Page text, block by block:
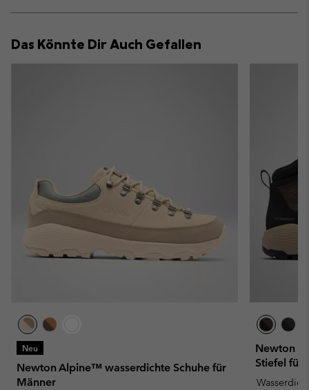
or
Das Könnte Dir Auch Gefallen
Neu
Newton Alpine™ wasserdichte Schuhe für
Männer
Newton
Stiefel für
Wasserdicht